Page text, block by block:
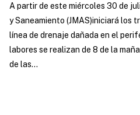
A partir de este miércoles 30 de
y Saneamiento (JMAS)iniciará los
línea de drenaje dañada en el
labores se realizan de 8 de la
de las...